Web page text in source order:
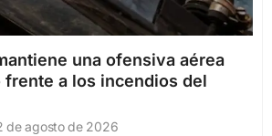
una ofensiva aérea
frente a los incendios del
de agosto de 2026